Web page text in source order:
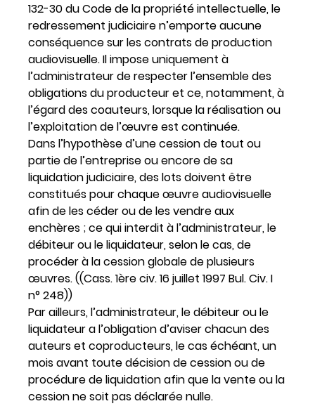
132-30 du Code de la propriété intellectuelle, le
redressement judiciaire n’emporte aucune
conséquence sur les contrats de production
audiovisuelle. Il impose uniquement à
l’administrateur de respecter l’ensemble des
obligations du producteur et ce, notamment, à
l’égard des coauteurs, lorsque la réalisation ou
l’exploitation de l’œuvre est continuée.
Dans l’hypothèse d’une cession de tout ou
partie de l’entreprise ou encore de sa
liquidation judiciaire, des lots doivent être
constitués pour chaque œuvre audiovisuelle
afin de les céder ou de les vendre aux
enchères ; ce qui interdit à l’administrateur, le
débiteur ou le liquidateur, selon le cas, de
procéder à la cession globale de plusieurs
œuvres. ((Cass. 1ère civ. 16 juillet 1997 Bul. Civ. I
n° 248))
Par ailleurs, l’administrateur, le débiteur ou le
liquidateur a l’obligation d’aviser chacun des
auteurs et coproducteurs, le cas échéant, un
mois avant toute décision de cession ou de
procédure de liquidation afin que la vente ou la
cession ne soit pas déclarée nulle.